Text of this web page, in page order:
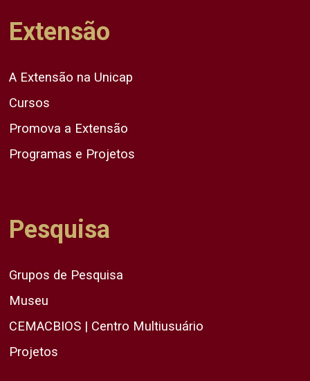
Extensão
A Extensão na Unicap
Cursos
Promova a Extensão
Programas e Projetos
Pesquisa
Grupos de Pesquisa
Museu
CEMACBIOS | Centro Multiusuário
Projetos